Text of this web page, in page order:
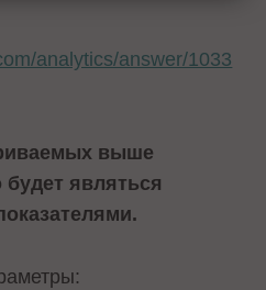
analytics/answer/1033
выше
будет являться